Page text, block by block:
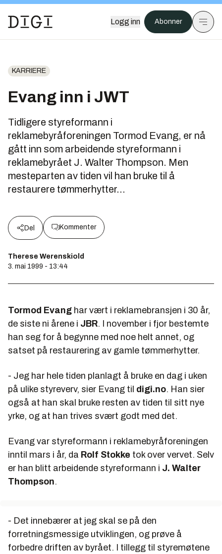
Logg inn Abonner
KARRIERE
Evang inn i JWT
Tidligere styreformann i
reklamebyråforeningen Tormod Evang, er nå
gått inn som arbeidende styreformann i
reklamebyrået J. Walter Thompson. Men
mesteparten av tiden vil han bruke til å
restaurere tømmerhytter...
Del Kommenter
Therese Werenskiold
3. mai 1999 - 13:44
Tormod Evang har vært i reklamebransjen i 30 år,
de siste ni årene i JBR. I november i fjor bestemte
han seg for å begynne med noe helt annet, og
satset på restaurering av gamle tømmerhytter.
- Jeg har hele tiden planlagt å bruke en dag i uken
på ulike styreverv, sier Evang til digi.no. Han sier
også at han skal bruke resten av tiden til sitt nye
yrke, og at han trives svært godt med det.
Evang var styreformann i reklamebyråforeningen
inntil mars i år, da Rolf Stokke tok over vervet. Selv
er han blitt arbeidende styreformann i J. Walter
Thompson.
- Det innebærer at jeg skal se på den
forretningsmessige utviklingen, og prøve å
forbedre driften av byrået. I tillegg til styremøtene